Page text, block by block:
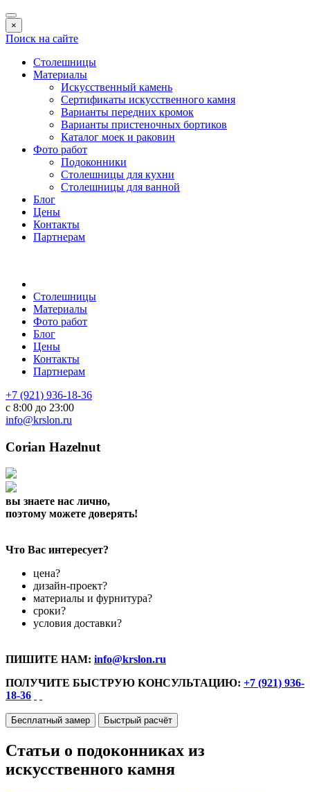
×
Поиск на сайте
Столешницы
Материалы
Искусственный камень
Сертификаты искусственного камня
Варианты передних кромок
Варианты пристеночных бортиков
Каталог моек и раковин
Фото работ
Подоконники
Столешницы для кухни
Столешницы для ванной
Блог
Цены
Контакты
Партнерам
Столешницы
Материалы
Фото работ
Блог
Цены
Контакты
Партнерам
+7 (921) 936-18-36
с 8:00 до 23:00
info@krslon.ru
Corian Hazelnut
вы знаете нас лично,
поэтому можете доверять!
Что Вас интересует?
цена?
дизайн-проект?
материалы и фурнитура?
сроки?
условия доставки?
ПИШИТЕ НАМ: info@krslon.ru
ПОЛУЧИТЕ БЫСТРУЮ КОНСУЛЬТАЦИЮ: +7 (921) 936-
18-36
Бесплатный замер Быстрый расчёт
Статьи о подоконниках из
искусственного камня